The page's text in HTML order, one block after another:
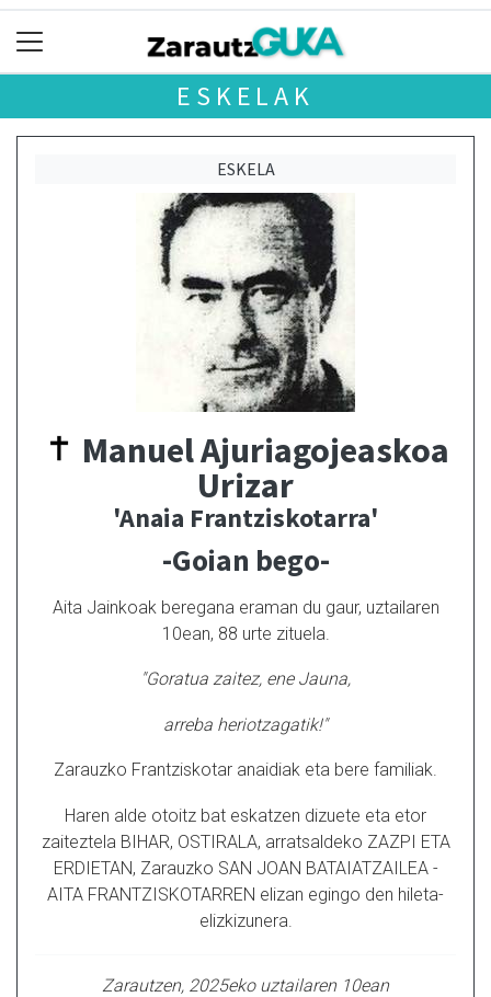
ESKELAK
ESKELA
Manuel Ajuriagojeaskoa
Urizar
'Anaia Frantziskotarra'
-Goian bego-
Aita Jainkoak beregana eraman du gaur, uztailaren
10ean, 88 urte zituela.
"Goratua zaitez, ene Jauna,
arreba heriotzagatik!"
Zarauzko Frantziskotar anaidiak eta bere familiak.
Haren alde otoitz bat eskatzen dizuete eta etor
zaiteztela BIHAR, OSTIRALA, arratsaldeko ZAZPI ETA
ERDIETAN, Zarauzko SAN JOAN BATAIATZAILEA -
AITA FRANTZISKOTARREN elizan egingo den hileta-
elizkizunera.
Zarautzen, 2025eko uztailaren 10ean